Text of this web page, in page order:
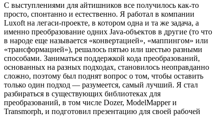
С выступлениями для айтишников все получилось как-то
просто, спонтанно и естественно. Я работал в компании
Luxoft на легаси-проекте, в котором одна и та же задача, а
именно преобразование одних Java-объектов в другие (то что
в народе еще называется «конвертацией», «маппингом» или
«трансформацией»), решалось пятью или шестью разными
способами. Заниматься поддержкой кода преобразований,
основанных на разных подходах, становилось неоправданно
сложно, поэтому был поднят вопрос о том, чтобы оставить
только один подход — разумеется, самый лучший. Я стал
разбираться в существующих библиотеках для
преобразований, в том числе Dozer, ModelMapper и
Transmorph, и подготовил презентацию для своей рабочей